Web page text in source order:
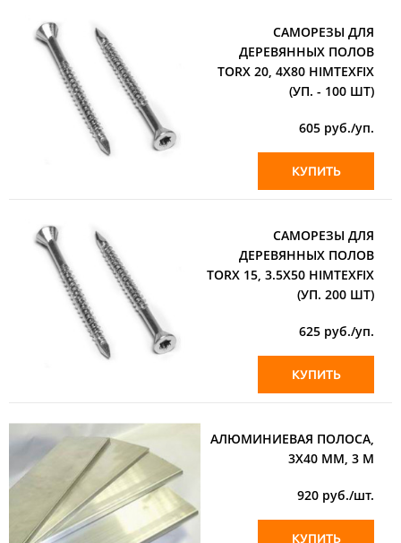
САМОРЕЗЫ ДЛЯ
ДЕРЕВЯННЫХ ПОЛОВ
ТORX 20, 4Х80 HIMTEXFIX
(УП. - 100 ШТ)
605 руб./уп.
КУПИТЬ
САМОРЕЗЫ ДЛЯ
ДЕРЕВЯННЫХ ПОЛОВ
ТORX 15, 3.5Х50 HIMTEXFIX
(УП. 200 ШТ)
625 руб./уп.
КУПИТЬ
АЛЮМИНИЕВАЯ ПОЛОСА,
3Х40 ММ, 3 М
920 руб./шт.
КУПИТЬ